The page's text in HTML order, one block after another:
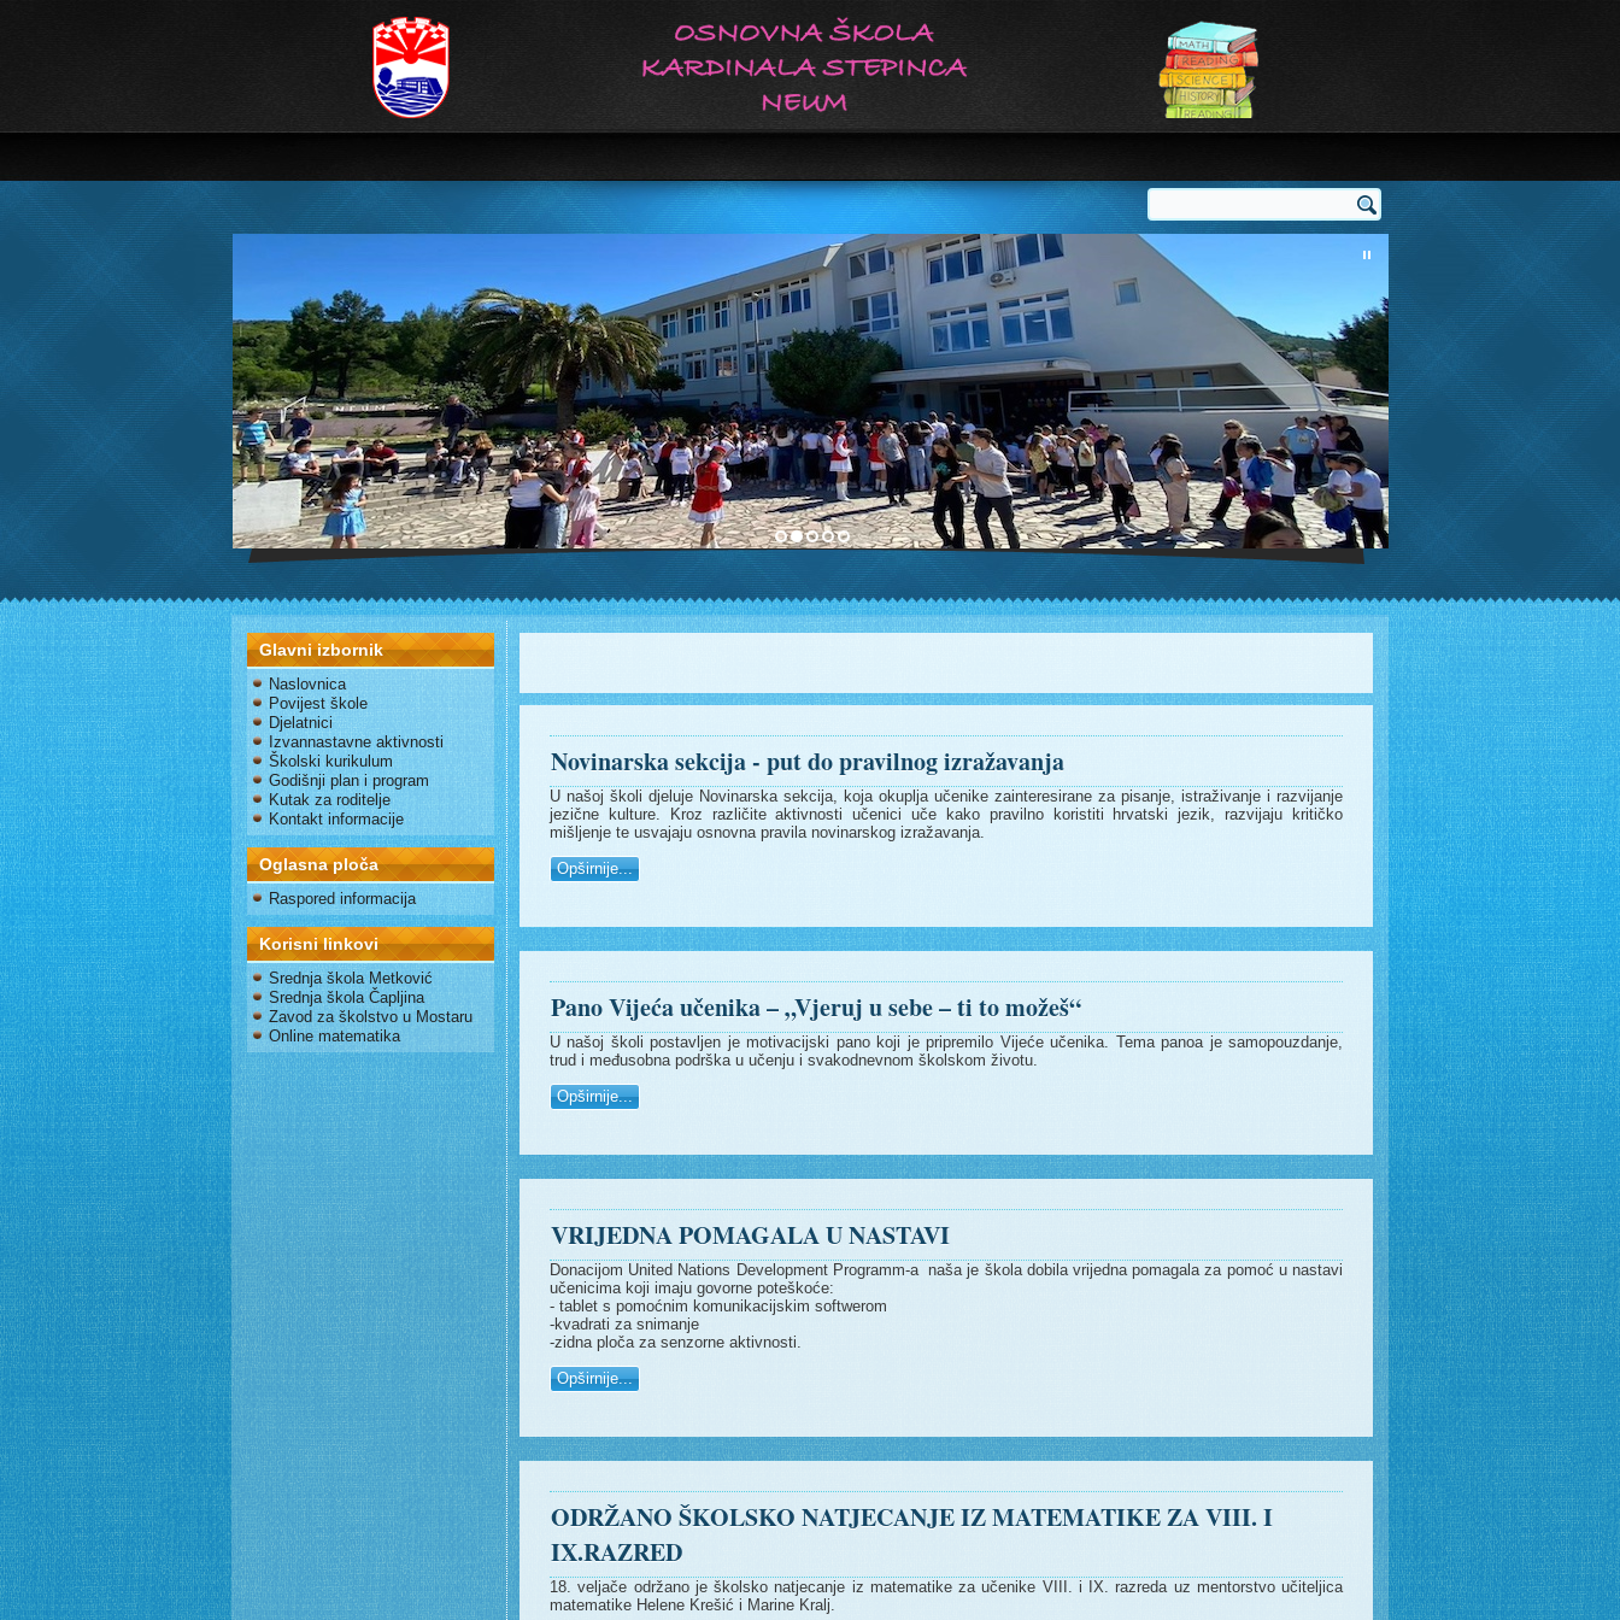
Glavni izbornik
Naslovnica
Povijest škole
Djelatnici
Izvannastavne aktivnosti
Školski kurikulum
Godišnji plan i program
Kutak za roditelje
Kontakt informacije
Oglasna ploča
Raspored informacija
Korisni linkovi
Srednja škola Metković
Srednja škola Čapljina
Zavod za školstvo u Mostaru
Online matematika
Novinarska sekcija - put do pravilnog izražavanja
U našoj školi djeluje Novinarska sekcija, koja okuplja učenike zainteresirane za pisanje, istraživanje i razvijanje
jezične kulture. Kroz različite aktivnosti učenici uče kako pravilno koristiti hrvatski jezik, razvijaju kritičko
mišljenje te usvajaju osnovna pravila novinarskog izražavanja.
Opširnije...
Pano Vijeća učenika – „Vjeruj u sebe – ti to možeš“
U našoj školi postavljen je motivacijski pano koji je pripremilo Vijeće učenika. Tema panoa je samopouzdanje,
trud i međusobna podrška u učenju i svakodnevnom školskom životu.
Opširnije...
VRIJEDNA POMAGALA U NASTAVI
Donacijom United Nations Development Programm-a naša je škola dobila vrijedna pomagala za pomoć u nastavi
učenicima koji imaju govorne poteškoće:
- tablet s pomoćnim komunikacijskim softwerom
-kvadrati za snimanje
-zidna ploča za senzorne aktivnosti.
Opširnije...
ODRŽANO ŠKOLSKO NATJECANJE IZ MATEMATIKE ZA VIII. I
IX.RAZRED
18. veljače održano je školsko natjecanje iz matematike za učenike VIII. i IX. razreda uz mentorstvo učiteljica
matematike Helene Krešić i Marine Kralj.